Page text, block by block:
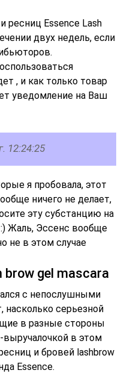
ресниц Essence Lash
двух недель, если
, и как только товар
уведомление на Ваш
12:24:25
я пробовала, этот
ничего не делает,
эту субстанцию на
Жаль, Эссенс вообще
не в этом случае
brow gel mascara
с непослушными
насколько серьезной
в разные стороны
выручалочкой в этом
и бровей lashbrow
Essence.